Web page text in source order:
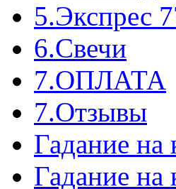
5.Экспрес
6.Свечи
7.ОПЛАТА
7.Отзывы
Гадание на
Гадание на